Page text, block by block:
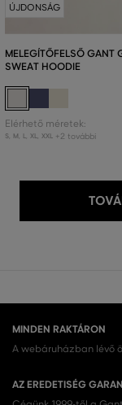
ÚJDONSÁG
MELEGÍTŐFELSŐ GANT
SWEAT HOODIE
Elérhető méretek:
S, M L, XL, XXL +2 további
MINDEN RAKTÁRON
A webáruházban lévő
AZ EREDETISÉG